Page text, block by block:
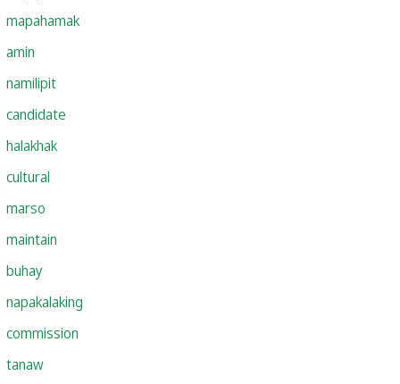
mapahamak
amin
namilipit
candidate
halakhak
cultural
marso
maintain
buhay
napakalaking
commission
tanaw